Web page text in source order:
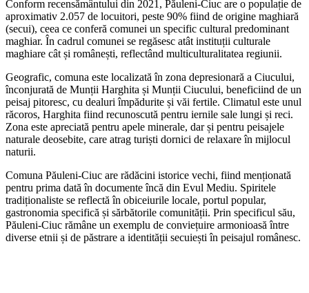
Conform recensământului din 2021, Păuleni-Ciuc are o populație de
aproximativ 2.057 de locuitori, peste 90% fiind de origine maghiară
(secui), ceea ce conferă comunei un specific cultural predominant
maghiar. În cadrul comunei se regăsesc atât instituții culturale
maghiare cât și românești, reflectând multiculturalitatea regiunii.
Geografic, comuna este localizată în zona depresionară a Ciucului,
înconjurată de Munții Harghita și Munții Ciucului, beneficiind de un
peisaj pitoresc, cu dealuri împădurite și văi fertile. Climatul este unul
răcoros, Harghita fiind recunoscută pentru iernile sale lungi și reci.
Zona este apreciată pentru apele minerale, dar și pentru peisajele
naturale deosebite, care atrag turiști dornici de relaxare în mijlocul
naturii.
Comuna Păuleni-Ciuc are rădăcini istorice vechi, fiind menționată
pentru prima dată în documente încă din Evul Mediu. Spiritele
tradiționaliste se reflectă în obiceiurile locale, portul popular,
gastronomia specifică și sărbătorile comunității. Prin specificul său,
Păuleni-Ciuc rămâne un exemplu de conviețuire armonioasă între
diverse etnii și de păstrare a identității secuiești în peisajul românesc.